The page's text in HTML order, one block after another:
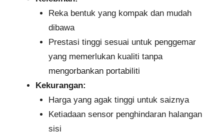
Reka bentuk yang kompak dan mudah
dibawa
Prestasi tinggi sesuai untuk penggemar
yang memerlukan kualiti tanpa
mengorbankan portabiliti
Kekurangan:
Harga yang agak tinggi untuk saiznya
Ketiadaan sensor penghindaran halangan
sisi